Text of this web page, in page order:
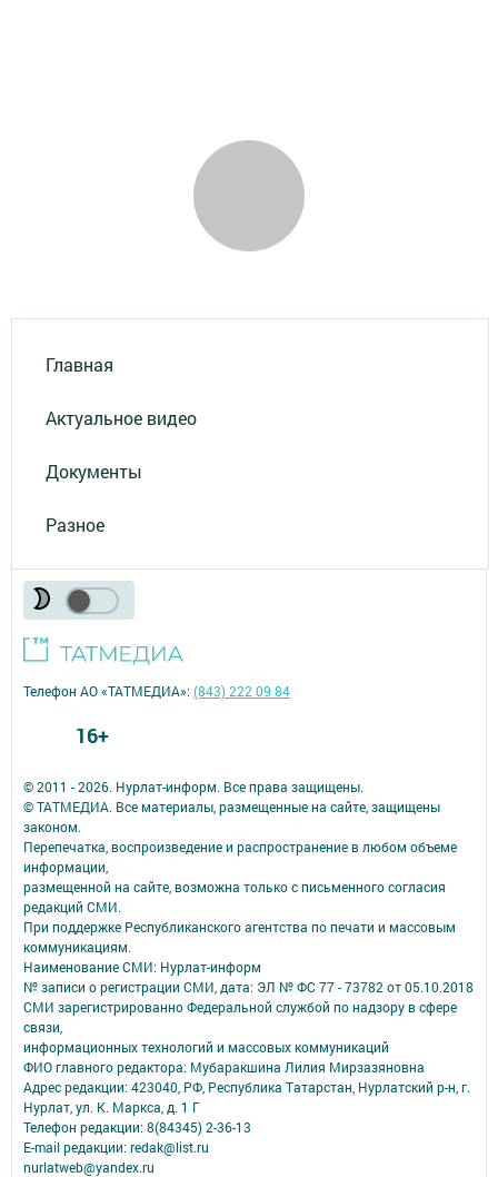
Главная
Актуальное видео
Документы
Разное
© 2011 - 2026. Нурлат-⁠информ. Все права защищены.
© ТАТМЕДИА. Все материалы, размещенные на сайте, защищены
законом.
Перепечатка, воспроизведение и распространение в любом объеме
информации,
размещенной на сайте, возможна только с письменного согласия
редакций СМИ.
При поддержке Республиканского агентства по печати и массовым
коммуникациям.
Наименование СМИ: Нурлат-⁠информ
№ записи о регистрации СМИ, дата: ЭЛ № ФС 77 -⁠ 73782 от 05.10.2018
СМИ зарегистрированно Федеральной службой по надзору в сфере
связи,
информационных технологий и массовых коммуникаций
ФИО главного редактора: Мубаракшина Лилия Мирзазяновна
Адрес редакции: 423040, РФ, Республика Татарстан, Нурлатский р-н, г.
Нурлат, ул. К. Маркса, д. 1 Г
Телефон редакции: 8(84345) 2-36-13
E-mail редакции: redak@list.ru
nurlatweb@yandex.ru
Телефон АО «ТАТМЕДИА»:(843) 222 09 84
16+